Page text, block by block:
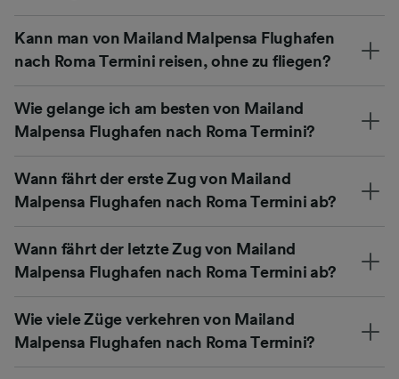
Kann man von Mailand Malpensa Flughafen
nach Roma Termini reisen, ohne zu fliegen?
Wie gelange ich am besten von Mailand
Malpensa Flughafen nach Roma Termini?
Wann fährt der erste Zug von Mailand
Malpensa Flughafen nach Roma Termini ab?
Wann fährt der letzte Zug von Mailand
Malpensa Flughafen nach Roma Termini ab?
Wie viele Züge verkehren von Mailand
Malpensa Flughafen nach Roma Termini?